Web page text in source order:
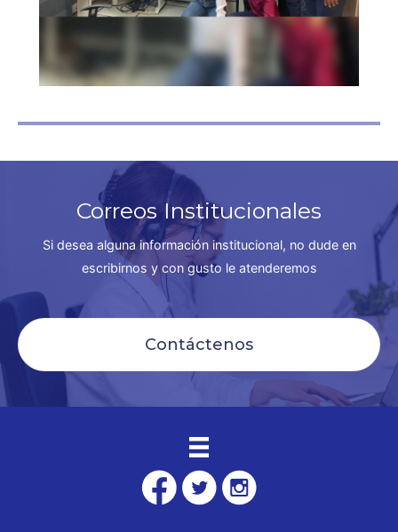
Correos Institucionales
Si desea alguna información institucional, no dude en
escribirnos y con gusto le atenderemos
Contáctenos